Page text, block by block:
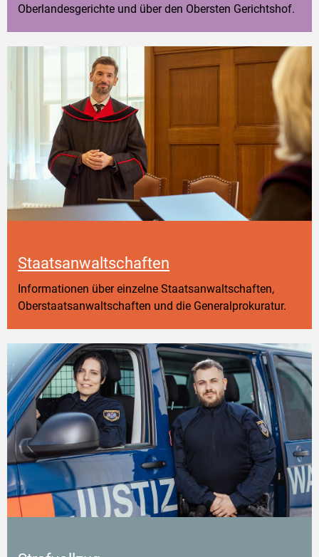
Oberlandesgerichte und über den Obersten Gerichtshof.
Staatsanwaltschaften
Informationen über einzelne Staatsanwaltschaften,
Oberstaatsanwaltschaften und die Generalprokuratur.